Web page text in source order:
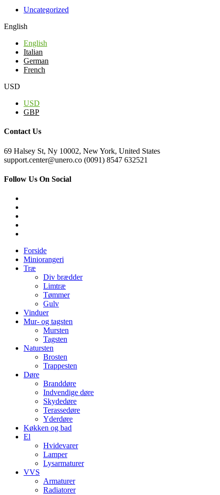
Uncategorized
English
English
Italian
German
French
USD
USD
GBP
Contact Us
69 Halsey St, Ny 10002, New York, United States
support.center@unero.co (0091) 8547 632521
Follow Us On Social
Forside
Miniorangeri
Træ
Div brædder
Limtræ
Tømmer
Gulv
Vinduer
Mur- og tagsten
Mursten
Tagsten
Natursten
Brosten
Trappesten
Døre
Branddøre
Indvendige døre
Skydedøre
Terassedøre
Yderdøre
Køkken og bad
El
Hvidevarer
Lamper
Lysarmaturer
VVS
Armaturer
Radiatorer